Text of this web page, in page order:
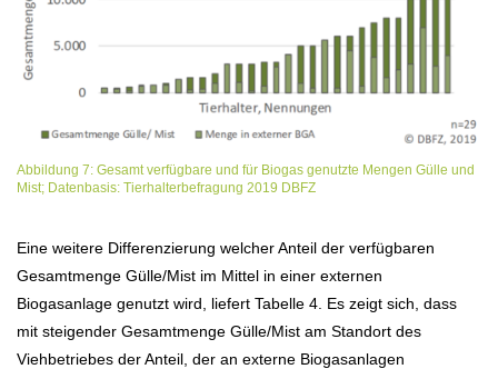
Abbildung 7: Gesamt verfügbare und für Biogas genutzte Mengen Gülle und
Mist; Datenbasis: Tierhalterbefragung 2019 DBFZ
Eine weitere Differenzierung welcher Anteil der verfügbaren
Gesamtmenge Gülle/Mist im Mittel in einer externen
Biogasanlage genutzt wird, liefert Tabelle 4. Es zeigt sich, dass
mit steigender Gesamtmenge Gülle/Mist am Standort des
Viehbetriebes der Anteil, der an externe Biogasanlagen